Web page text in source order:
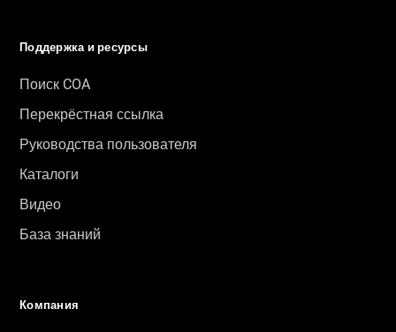
Поддержка и ресурсы
Поиск COA
Перекрёстная ссылка
Руководства пользователя
Каталоги
Видео
База знаний
Компания